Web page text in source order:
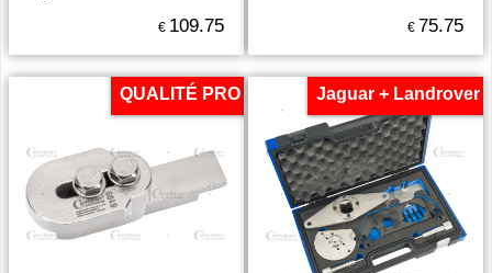
€ 109.75 € 75.75
QUALITÉ PRO Jaguar + Landrover